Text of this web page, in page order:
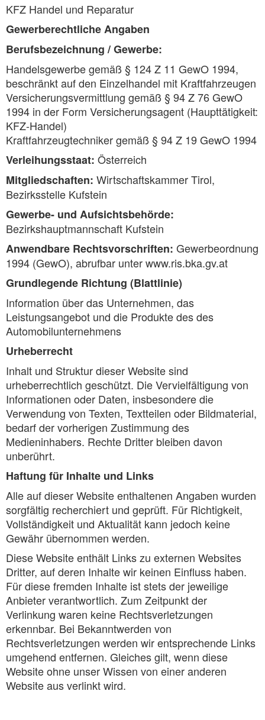
KFZ Handel und Reparatur
Gewerberechtliche Angaben
Berufsbezeichnung / Gewerbe:
Handelsgewerbe gemäß § 124 Z 11 GewO 1994,
beschränkt auf den Einzelhandel mit Kraftfahrzeugen
Versicherungsvermittlung gemäß § 94 Z 76 GewO
1994 in der Form Versicherungsagent (Haupttätigkeit:
KFZ-Handel)
Kraftfahrzeugtechniker gemäß § 94 Z 19 GewO 1994
Verleihungsstaat: Österreich
Mitgliedschaften: Wirtschaftskammer Tirol,
Bezirksstelle Kufstein
Gewerbe- und Aufsichtsbehörde:
Bezirkshauptmannschaft Kufstein
Anwendbare Rechtsvorschriften: Gewerbeordnung
1994 (GewO), abrufbar unter www.ris.bka.gv.at
Grundlegende Richtung (Blattlinie)
Information über das Unternehmen, das
Leistungsangebot und die Produkte des des
Automobilunternehmens
Urheberrecht
Inhalt und Struktur dieser Website sind
urheberrechtlich geschützt. Die Vervielfältigung von
Informationen oder Daten, insbesondere die
Verwendung von Texten, Textteilen oder Bildmaterial,
bedarf der vorherigen Zustimmung des
Medieninhabers. Rechte Dritter bleiben davon
unberührt.
Haftung für Inhalte und Links
Alle auf dieser Website enthaltenen Angaben wurden
sorgfältig recherchiert und geprüft. Für Richtigkeit,
Vollständigkeit und Aktualität kann jedoch keine
Gewähr übernommen werden.
Diese Website enthält Links zu externen Websites
Dritter, auf deren Inhalte wir keinen Einfluss haben.
Für diese fremden Inhalte ist stets der jeweilige
Anbieter verantwortlich. Zum Zeitpunkt der
Verlinkung waren keine Rechtsverletzungen
erkennbar. Bei Bekanntwerden von
Rechtsverletzungen werden wir entsprechende Links
umgehend entfernen. Gleiches gilt, wenn diese
Website ohne unser Wissen von einer anderen
Website aus verlinkt wird.